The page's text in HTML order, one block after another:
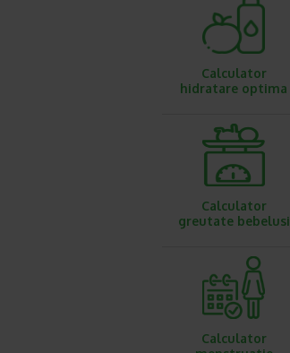
Calculator
hidratare optima
Calculator
greutate bebelusi
Calculator